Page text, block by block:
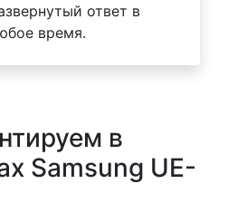
ответ в
время.
в
Samsung UE-